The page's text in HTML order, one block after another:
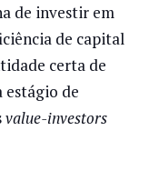
de investir em
de capital
certa de
estágio de
value-investors